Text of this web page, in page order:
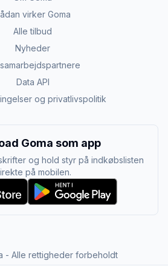
virker Goma
Alle tilbud
Nyheder
Data API
og privatlivspolitik
Goma som app
og hold styr på indkøbslisten
på mobilen.
- Alle rettigheder forbeholdt